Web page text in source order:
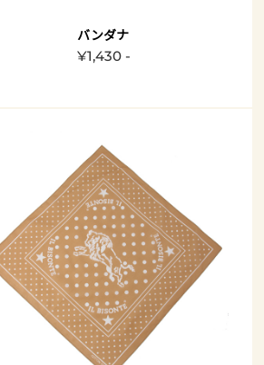
バンダナ
¥1,430 -